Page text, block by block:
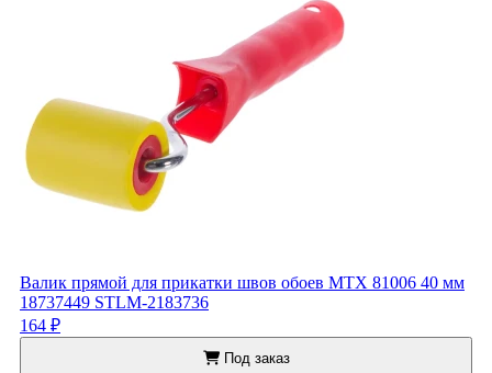
Валик прямой для прикатки швов обоев MTX 81006 40 мм
18737449 STLM-2183736
164 ₽
Под заказ